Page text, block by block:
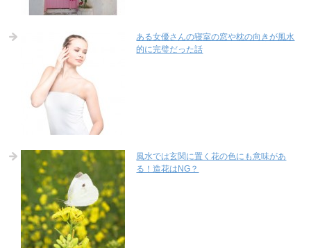
ある女優さんの寝室の窓や枕の向きが風水
的に完璧だった話
風水では玄関に置く花の色にも意味があ
る！造花はNG？